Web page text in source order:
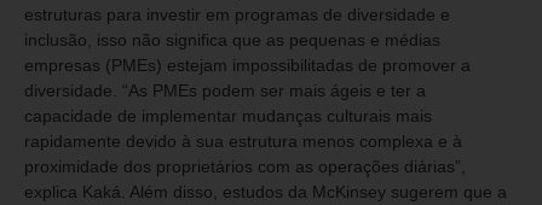
estruturas para investir em programas de diversidade e
inclusão, isso não significa que as pequenas e médias
empresas (PMEs) estejam impossibilitadas de promover a
diversidade. “As PMEs podem ser mais ágeis e ter a
capacidade de implementar mudanças culturais mais
rapidamente devido à sua estrutura menos complexa e à
proximidade dos proprietários com as operações diárias”,
explica Kaká. Além disso, estudos da McKinsey sugerem que a